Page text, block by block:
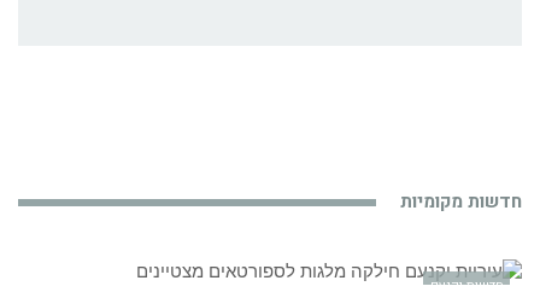
חדשות מקומיות
חדשות יקנעם